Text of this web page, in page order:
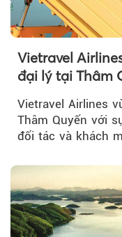
Vietravel
đại lý tại Thâm
đường bay
Vietravel Airlines
Thâm Quyến với
đối tác và khách